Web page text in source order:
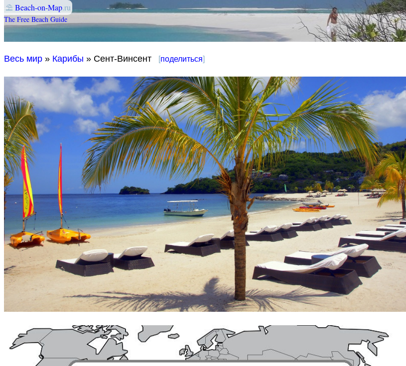
⛱ Beach-on-Map.ru
The Free Beach Guide
Весь мир » Карибы » Сент-Винсент [поделиться]